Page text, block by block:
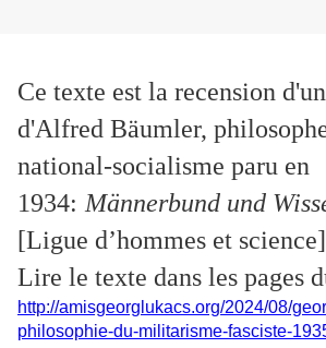
Ce texte est la recension
d'Alfred Bäumler,
national-socialisme paru en
1934: Männerbund und
[Ligue d’hommes et science]
Lire le texte dans les pages
http://amisgeorglukacs.org/2024/08/
philosophie-du-militarisme-fasciste-